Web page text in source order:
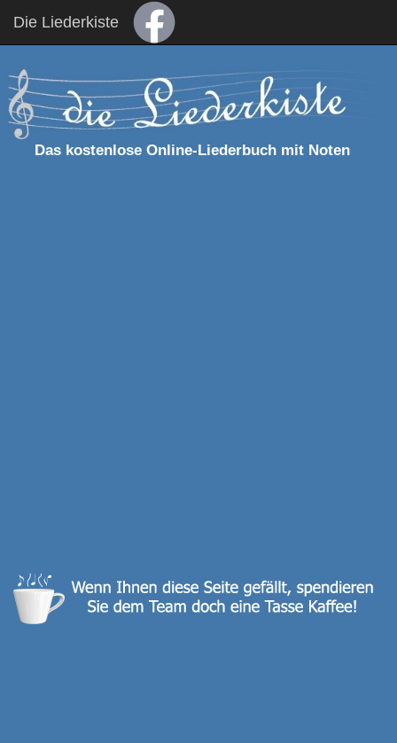
Die Liederkiste
Das kostenlose Online-Liederbuch mit Noten